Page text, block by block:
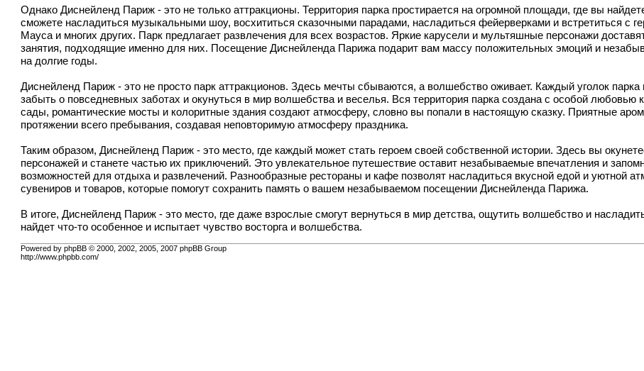
ОднакоДиснейленд Париж - это не только аттракционы. Территория парка простирается на огромной площади, где вы
сможете насладиться музыкальными шоу, восхититься сказочными парадами, насладиться фейерверками и встретиться
Мауса и многих других. Парк предлагает развлечения для всех возрастов. Яркие карусели и мультяшные персонажи
занятия, подходящие именно для них. Посещение Диснейленда Парижа подарит вам массу положительных эмоций и
на долгие годы.
Диснейленд Париж - это не просто парк аттракционов. Здесь мечты сбываются, а волшебство оживает. Каждый уголок
забыть о повседневных заботах и окунуться в мир волшебства и веселья. Вся территория парка создана с особой
сады, романтические мосты и колоритные здания создают атмосферу, словно вы попали в настоящую сказку. Приятные
протяжении всего пребывания, создавая неповторимую атмосферу праздника.
Таким образом, Диснейленд Париж - это место, где каждый может стать героем своей собственной истории. Здесь вы
персонажей и станете частью их приключений. Это увлекательное путешествие оставит незабываемые впечатления и
возможностей для отдыха и развлечений. Разнообразные рестораны и кафе позволят насладиться вкусной едой и уютной
сувениров и товаров, которые помогут сохранить память о вашем незабываемом посещении Диснейленда Парижа.
В итоге, Диснейленд Париж - это место, где даже взрослые смогут вернуться в мир детства, ощутить волшебство и
найдет что-то особенное и испытает чувство восторга и волшебства.
Powered by phpBB © 2000, 2002, 2005, 2007 phpBB Group
http://www.phpbb.com/